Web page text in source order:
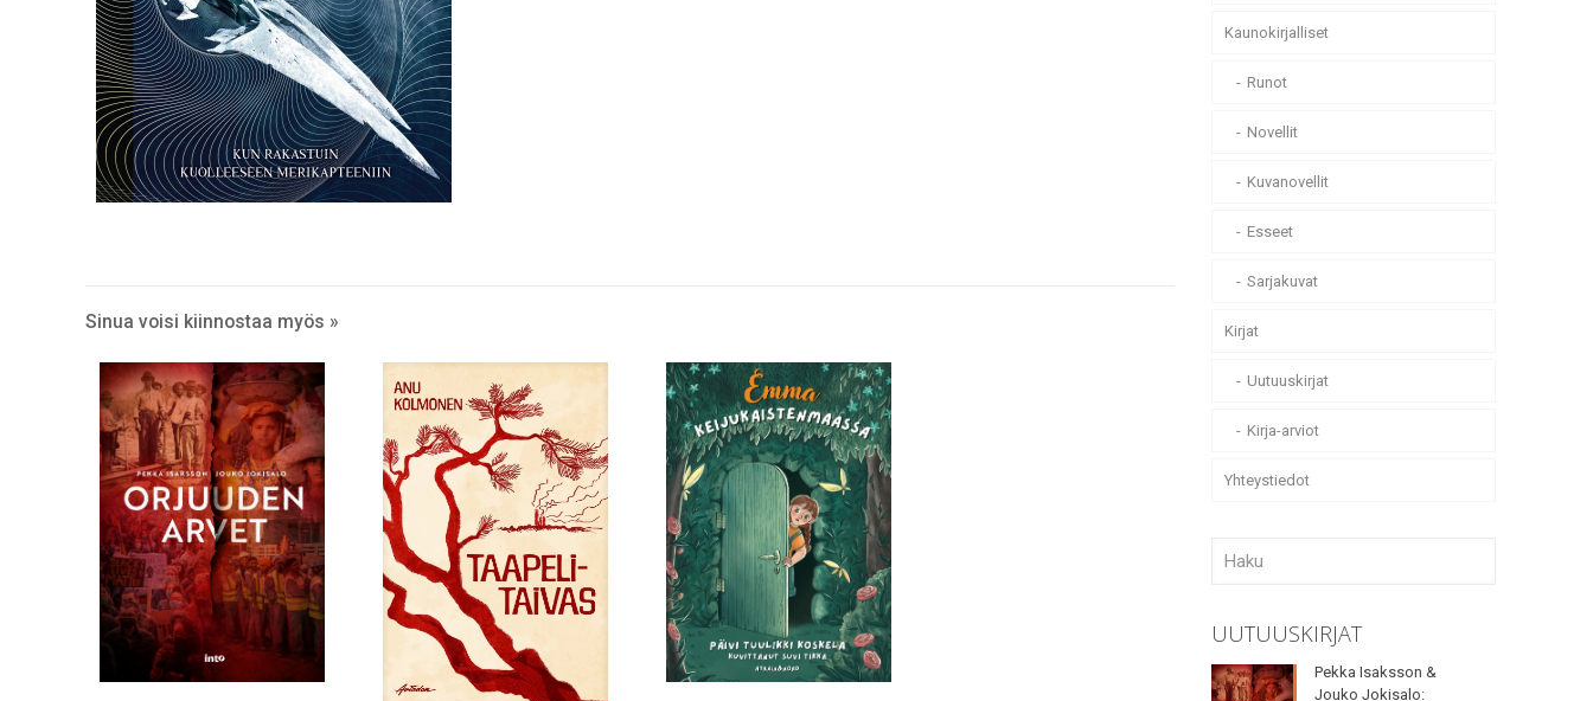
Sinua voisi kiinnostaa myös »
Kaunokirjalliset
Runot
Novellit
Kuvanovellit
Esseet
Sarjakuvat
Kirjat
Uutuuskirjat
Kirja-arviot
Yhteystiedot
UUTUUSKIRJAT
Pekka Isaksson &
Jouko Jokisalo: